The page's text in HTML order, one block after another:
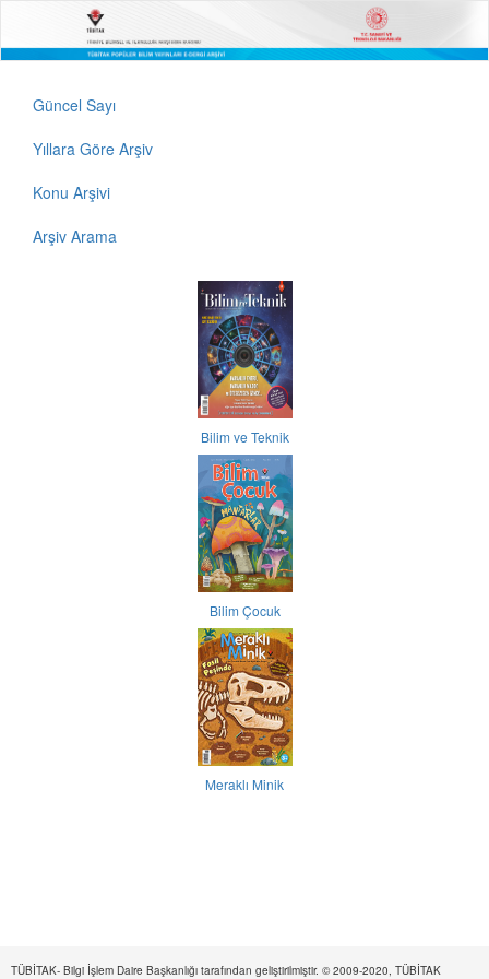
Güncel Sayı
Yıllara Göre Arşiv
Konu Arşivi
Arşiv Arama
Bilim ve Teknik
Bilim Çocuk
Meraklı Minik
TÜBİTAK- Bilgi İşlem Daire Başkanlığı tarafından geliştirilmiştir. © 2009-2020, TÜBİTAK